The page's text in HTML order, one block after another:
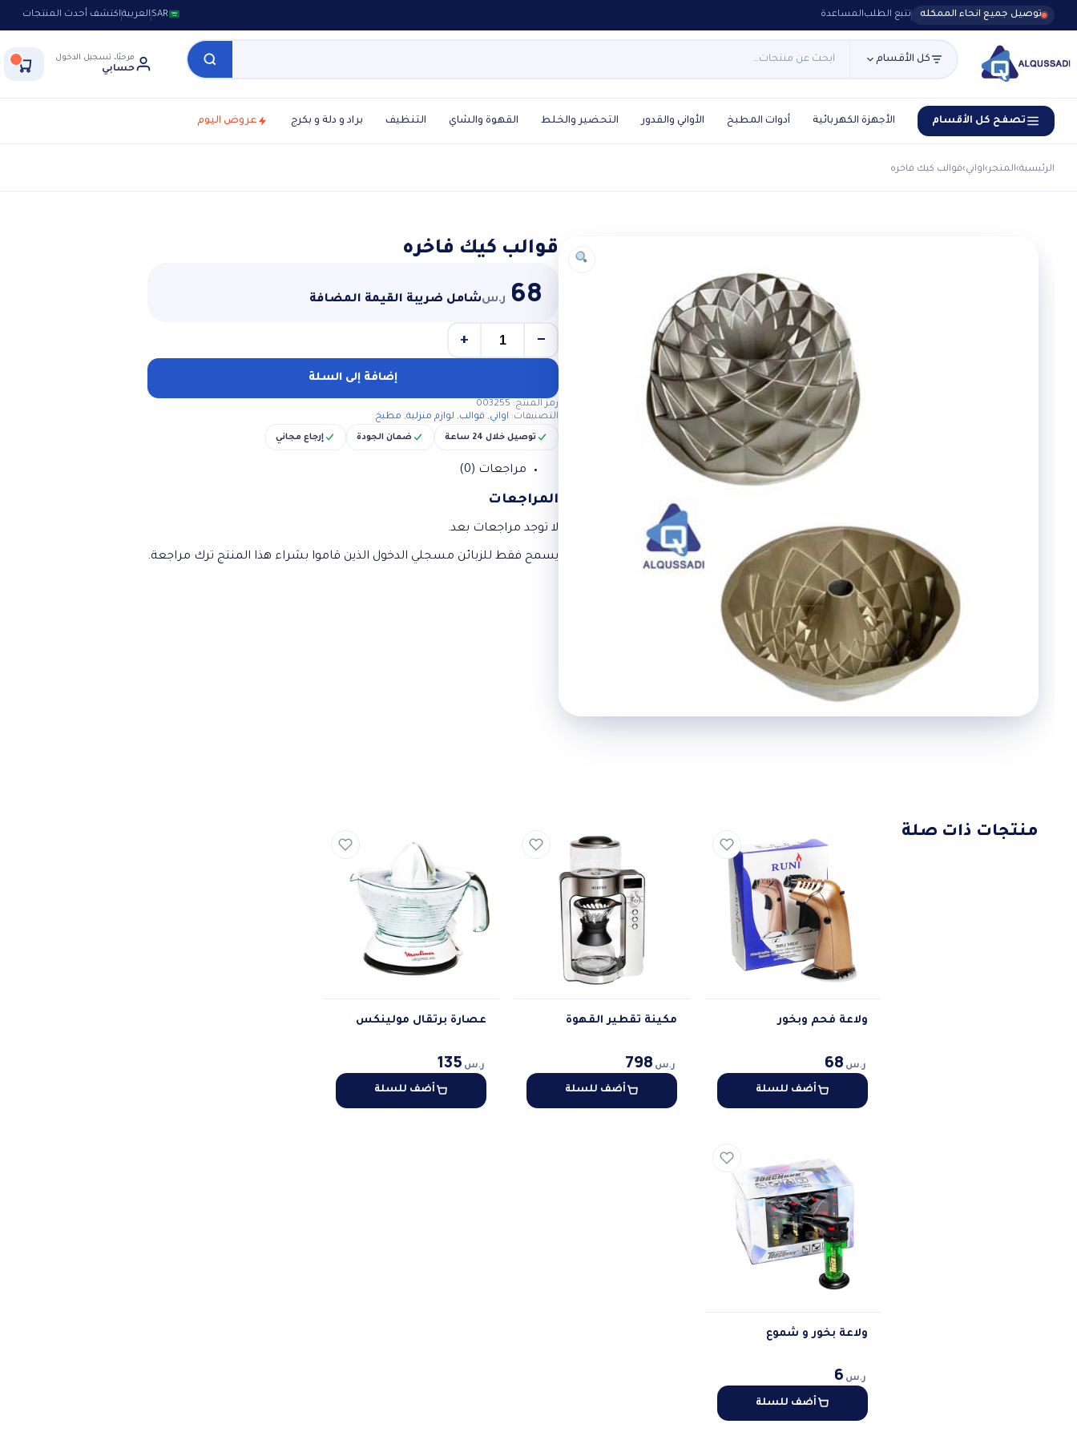
توصيل جميع انحاء الممكله تتبع الطلبالمساعدة SAR العربيةاكتشف أحدث المنتجات
كل الأقسام مرحبًا، تسجيل الدخول
حسابي
تصفح كل الأقسام الأجهزة الكهربائية أدوات المطبخ الأواني والقدور التحضير والخلط القهوة والشاي التنظيف براد و دلة و بكرج عروض اليوم
الرئيسية›المتجر›اواني›قوالب كيك فاخره
قوالب كيك فاخره
68 ر.سشامل ضريبة القيمة المضافة
قوالب
فاخره
−
+
إضافة إلى السلة
رمز المنتج: 003255
التصنيفات: اواني, قوالب, لوازم منزلية, مطبخ
توصيل خلال 24 ساعة ضمان الجودة إرجاع مجاني
مراجعات (0)
المراجعات
لا توجد مراجعات بعد.
يسمح فقط للزبائن مسجلي الدخول الذين قاموا بشراء هذا المنتج ترك مراجعة.
منتجات ذات صلة
ولاعة فحم وبخور
ر.س 68
أضف للسلة
مكينة تقطير القهوة
ر.س 798
أضف للسلة
عصارة برتقال مولينكس
ر.س 135
أضف للسلة
ولاعة بخور و شموع
ر.س 6
أضف للسلة